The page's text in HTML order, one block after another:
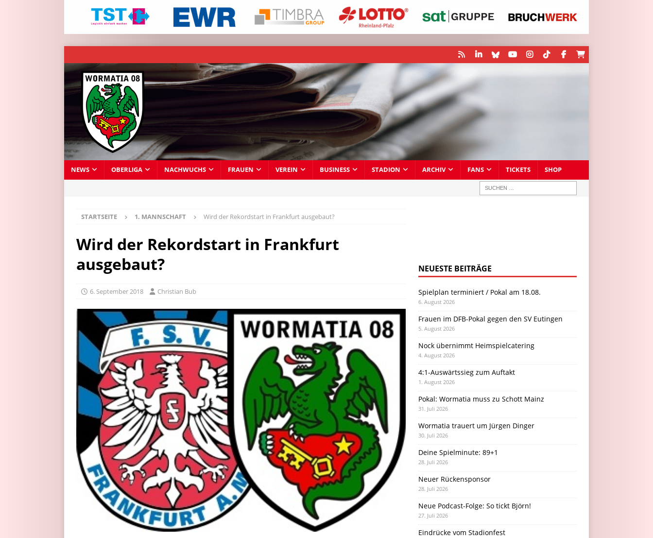
NEWS OBERLIGA NACHWUCHS FRAUEN VEREIN BUSINESS STADION ARCHIV FANS TICKETS SHOP
STARTSEITE 1. MANNSCHAFT Wird der Rekordstart in Frankfurt ausgebaut?
Wird der Rekordstart in Frankfurt
ausgebaut?
6. September 2018 Christian Bub
NEUESTE BEITRÄGE
Spielplan terminiert / Pokal am 18.08.
6. August 2026
Frauen im DFB-Pokal gegen den SV Eutingen
5. August 2026
Nock übernimmt Heimspielcatering
4. August 2026
4:1-Auswärtssieg zum Auftakt
1. August 2026
Pokal: Wormatia muss zu Schott Mainz
31. Juli 2026
Wormatia trauert um Jürgen Dinger
30. Juli 2026
Deine Spielminute: 89+1
28. Juli 2026
Neuer Rückensponsor
28. Juli 2026
Neue Podcast-Folge: So tickt Björn!
27. Juli 2026
Eindrücke vom Stadionfest